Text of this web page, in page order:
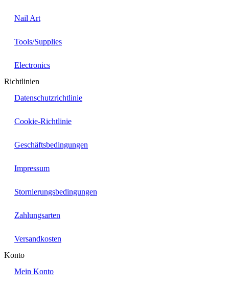
Nail Art
Tools/Supplies
Electronics
Richtlinien
Datenschutzrichtlinie
Cookie-Richtlinie
Geschäftsbedingungen
Impressum
Stornierungsbedingungen
Zahlungsarten
Versandkosten
Konto
Mein Konto